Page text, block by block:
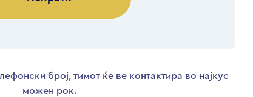
број, тимот ќе ве контактира во најкус
можен рок.